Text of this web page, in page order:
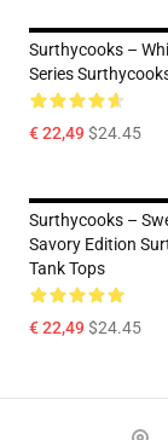
Surthycooks –
Series
€ 22,49$24.45
Surthycooks –
Savory Edition
Tank Tops
€ 22,49$24.45